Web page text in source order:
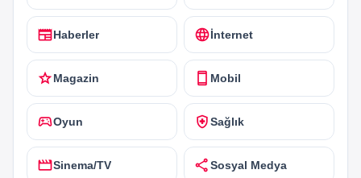
newspaperHaberler languageİnternet
starMagazin smartphone Mobil
sports_esportsOyun health_and_safetySağlık
movieSinema/TV shareSosyal Medya